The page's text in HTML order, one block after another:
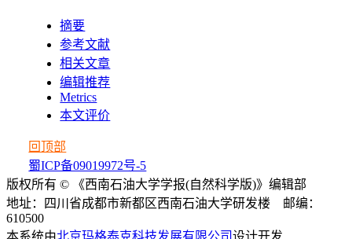
摘要
参考文献
相关文章
编辑推荐
Metrics
本文评价
回顶部
蜀ICP备09019972号-5
版权所有 © 《西南石油大学学报(自然科学版)》编辑部
地址：四川省成都市新都区西南石油大学研发楼 邮编：
610500
本系统由北京玛格泰克科技发展有限公司设计开发